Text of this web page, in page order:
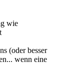
wie
(oder besser
wenn eine